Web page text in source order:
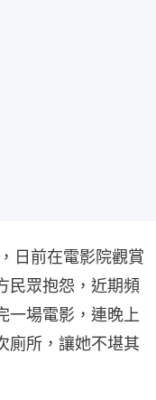
日前在電影院觀賞
民眾抱怨，近期頻
一場電影，連晚上
廁所，讓她不堪其